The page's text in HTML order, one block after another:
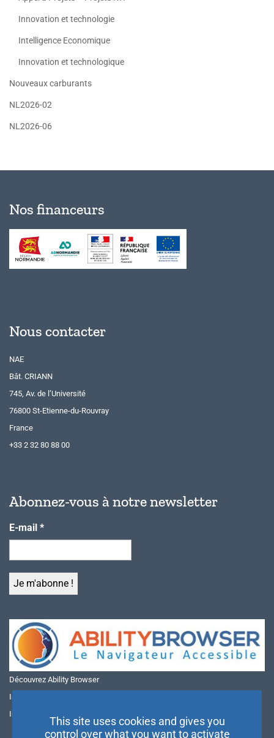
Innovation et technologie
Intelligence Economique
Innovation et technologique
Nouveaux carburants
NL2026-02
NL2026-06
Nos financeurs
Nous contacter
NAE
Bât. CRIANN
745, Av. de l’Université
76800 St-Etienne-du-Rouvray
France
+33 2 32 80 88 00
Abonnez-vous à notre newsletter
E-mail *
Découvrez Ability Browser
Installer Ability Browser sur Windows
Installer Ability Browser sur Mac
This site uses cookies and gives you
control over what you want to activate